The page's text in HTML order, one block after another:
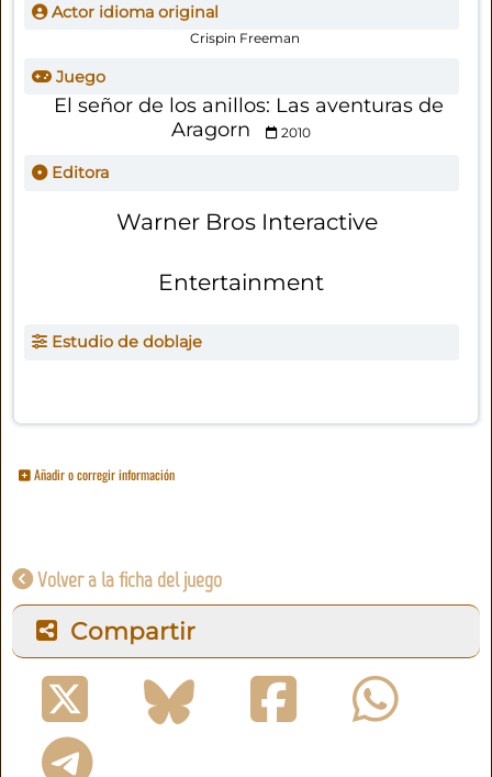
Actor idioma original
Crispin Freeman
Juego
El señor de los anillos: Las aventuras de
Aragorn
2010
Editora
Warner Bros Interactive
Entertainment
Estudio de doblaje
Añadir o corregir información
Volver a la ficha del juego
Compartir